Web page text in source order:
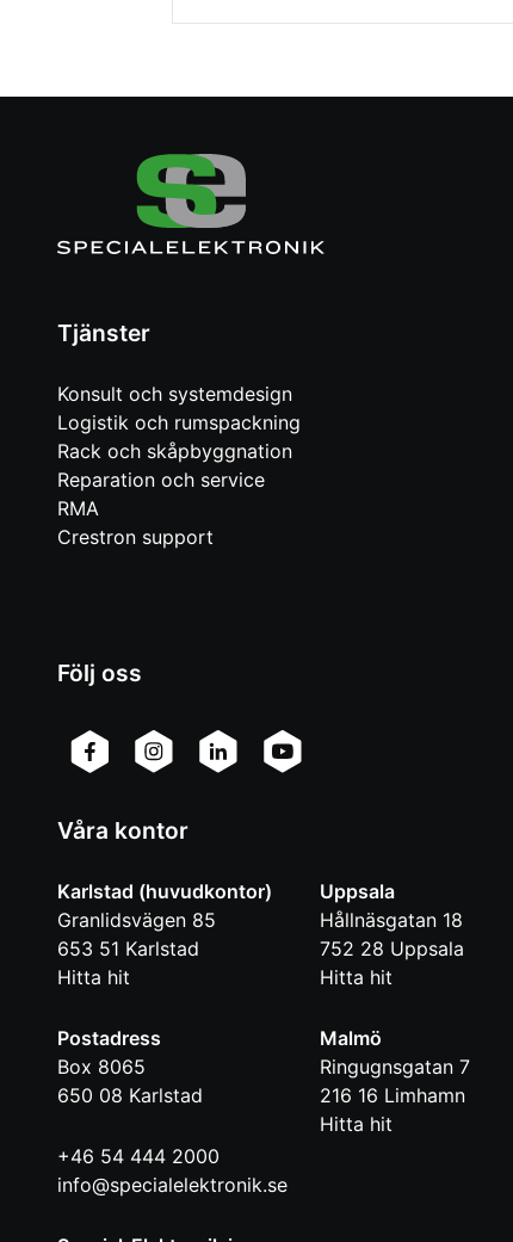
Tjänster
Konsult och systemdesign
Logistik och rumspackning
Rack och skåpbyggnation
Reparation och service
RMA
Crestron support
Följ oss
Våra kontor
Karlstad (huvudkontor)
Granlidsvägen 85
653 51 Karlstad
Hitta hit
Postadress
Box 8065
650 08 Karlstad
+46 54 444 2000
info@specialelektronik.se
Uppsala
Hållnäsgatan 18
752 28 Uppsala
Hitta hit
Malmö
Ringugnsgatan 7
216 16 Limhamn
Hitta hit